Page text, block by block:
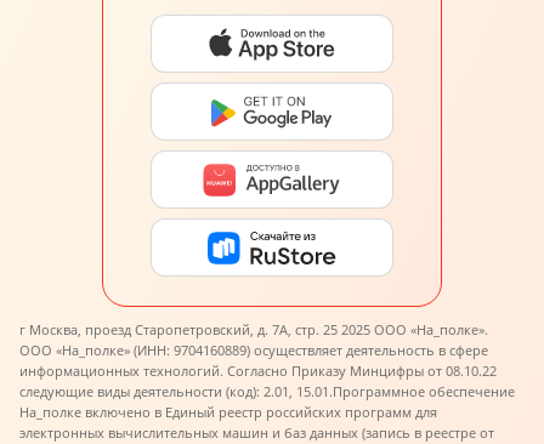
г Москва, проезд Старопетровский, д. 7А, стр. 25 2025 ООО «На_полке».
ООО «На_полке» (ИНН: 9704160889) осуществляет деятельность в сфере
информационных технологий. Согласно Приказу Минцифры от 08.10.22
следующие виды деятельности (код): 2.01, 15.01.Программное обеспечение
На_полке включено в Единый реестр российских программ для
электронных вычислительных машин и баз данных (запись в реестре от